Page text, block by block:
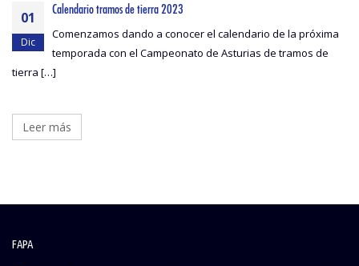
01
Dic
Calendario tramos de tierra 2023
Comenzamos dando a conocer el calendario de la próxima
temporada con el Campeonato de Asturias de tramos de
tierra […]
Leer más
FAPA